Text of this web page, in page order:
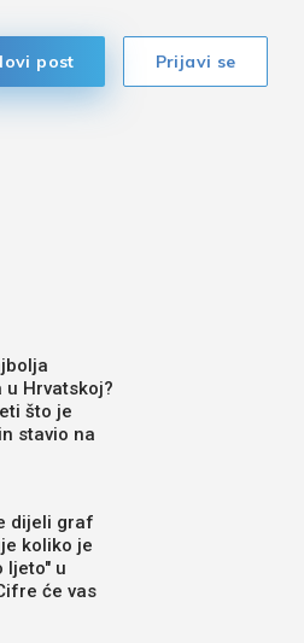
Prijavi se
post
Hrvatskoj?
što je
stavio na
dijeli graf
koliko je
ljeto" u
će vas